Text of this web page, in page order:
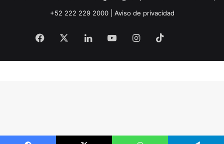
+52 222 229 2000 | Aviso de privacidad
Facebook LinkedInYouTubeInstagram